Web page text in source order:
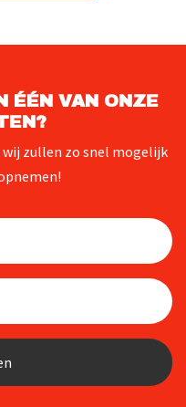
ÉÉN VAN ONZE
zullen zo snel mogelijk